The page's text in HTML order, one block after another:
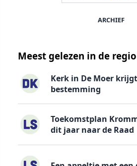
ARCHIEF
Meest gelezen in de regio
Kerk in De Moer
bestemming
Toekomstplan
dit jaar naar de Raad